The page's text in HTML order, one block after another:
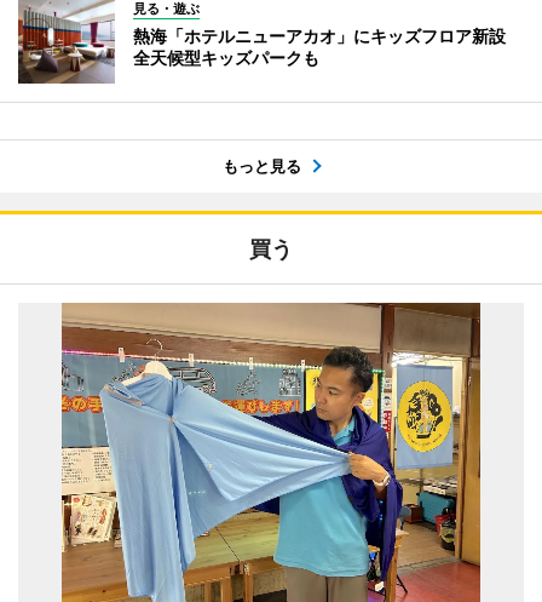
見る・遊ぶ
熱海「ホテルニューアカオ」にキッズフロア新設
全天候型キッズパークも
もっと見る
買う